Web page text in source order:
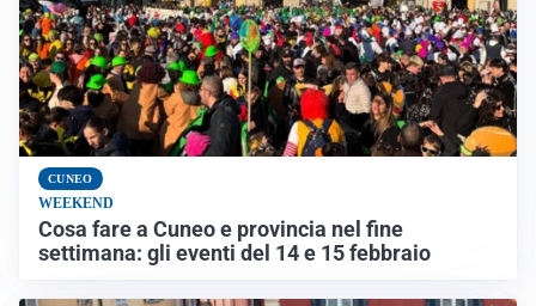
CUNEO
WEEKEND
Cosa fare a Cuneo e provincia nel fine
settimana: gli eventi del 14 e 15 febbraio